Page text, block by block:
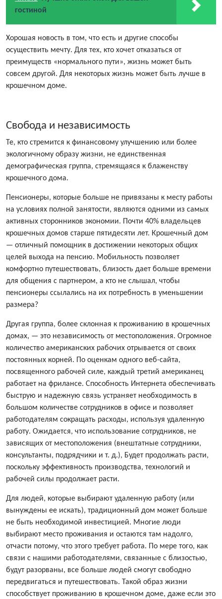
гостиной
Хорошая новость в том, что есть и другие способы
осуществить мечту. Для тех, кто хочет отказаться от
преимуществ «нормального пути», жизнь может быть
совсем другой. Для некоторых жизнь может быть лучше в
крошечном доме.
Свобода и независимость
Те, кто стремится к финансовому улучшению или более
экологичному образу жизни, не единственная
демографическая группа, стремящаяся к блаженству
крошечного дома.
Пенсионеры, которые больше не привязаны к месту работы
на условиях полной занятости, являются одними из самых
активных сторонников экономии. Почти 40% владельцев
крошечных домов старше пятидесяти лет. Крошечный дом
— отличный помощник в достижении некоторых общих
целей выхода на пенсию. Мобильность позволяет
комфортно путешествовать, близость дает больше времени
для общения с партнером, а кто не слышал, чтобы
пенсионеры ссылались на их потребность в уменьшении
размера?
Другая группа, более склонная к проживанию в крошечных
домах, — это независимость от местоположения. Огромное
количество американских рабочих отрывается от своих
постоянных корней. По оценкам одного веб-сайта,
посвященного рабочей силе, каждый третий американец
работает на фрилансе. Способность Интернета обеспечивать
быструю и надежную связь устраняет необходимость в
большом количестве сотрудников в офисе и позволяет
работодателям сокращать расходы, используя удаленную
работу. Ожидается, что использование сотрудников, не
зависящих от местоположения (внештатные сотрудники,
консультанты, подрядчики и т. д.), Будет продолжать расти,
поскольку эффективность производства, технологий и
рабочей силы продолжает расти.
Для людей, которые выбирают удаленную работу (или
вынуждены ее искать), традиционный дом может больше
не быть необходимой инвестицией. Многие люди
выбирают место проживания и остаются там надолго,
отчасти потому, что этого требует работа. По мере того, как
связи с нашими работодателями, связанные с близостью,
будут разорваны, все больше людей смогут свободно
передвигаться и путешествовать. Такой образ жизни
способствует проживанию в крошечном доме, даже если это